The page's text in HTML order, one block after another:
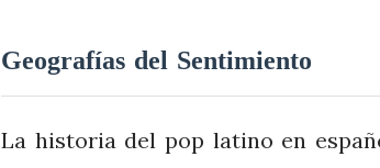
Geografías del Sentimiento
La historia del pop latino en